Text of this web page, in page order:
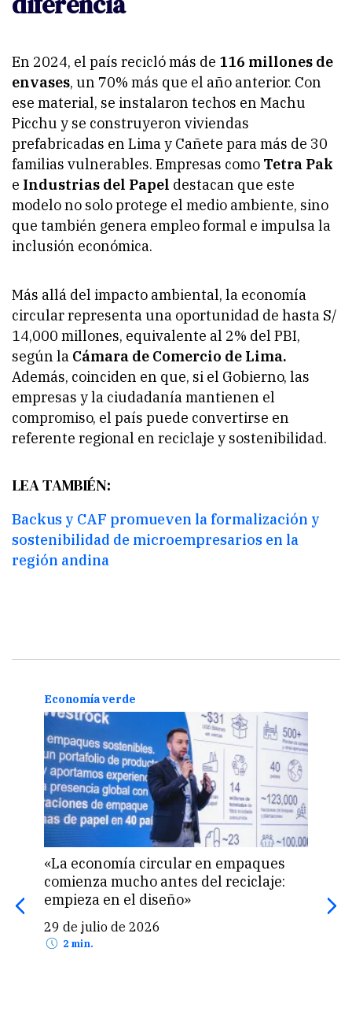
En 2024, el país recicló más de 116 millones de
envases, un 70% más que el año anterior. Con
ese material, se instalaron techos en Machu
Picchu y se construyeron viviendas
prefabricadas en Lima y Cañete para más de 30
familias vulnerables. Empresas como Tetra Pak
e Industrias del Papel destacan que este
modelo no solo protege el medio ambiente, sino
que también genera empleo formal e impulsa la
inclusión económica.
Más allá del impacto ambiental, la economía
circular representa una oportunidad de hasta S/
14,000 millones, equivalente al 2% del PBI,
según la Cámara de Comercio de Lima.
Además, coinciden en que, si el Gobierno, las
empresas y la ciudadanía mantienen el
compromiso, el país puede convertirse en
referente regional en reciclaje y sostenibilidad.
LEA TAMBIÉN:
Backus y CAF promueven la formalización y
sostenibilidad de microempresarios en la
región andina
Economía verde
«La economía circular en empaques
comienza mucho antes del reciclaje:
empieza en el diseño»
29 de julio de 2026
2 min.